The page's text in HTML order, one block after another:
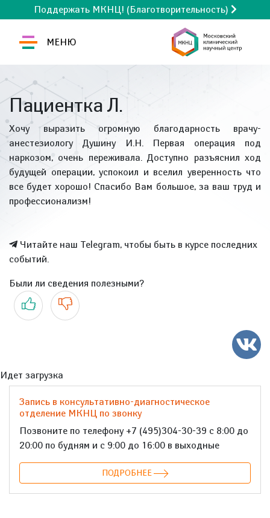
Поддержать МКНЦ! (Благотворительность)
МЕНЮ
Пациентка Л.
Хочу выразить огромную благодарность врачу-
анестезиологу Душину И.Н. Первая операция под
наркозом, очень переживала. Доступно разъяснил ход
будущей операции, успокоил и вселил уверенность что
все будет хорошо! Спасибо Вам большое, за ваш труд и
профессионализм!
Читайте наш Telegram, чтобы быть в курсе последних
событий.
Были ли сведения полезными?
Да Нет
Идет загрузка
Запись в консультативно-диагностическое
отделение МКНЦ по звонку
Позвоните по телефону +7 (495)304-30-39 с 8:00 до
20:00 по будням и с 9:00 до 16:00 в выходные
ПОДРОБНЕЕ